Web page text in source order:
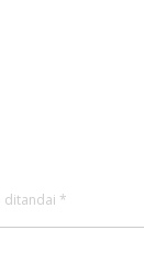
ditandai *